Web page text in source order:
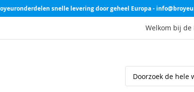
snelle levering door geheel Europa -
Welkom bij
Search